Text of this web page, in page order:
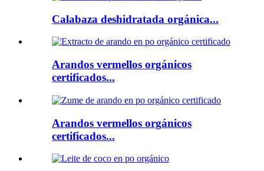
Calabaza deshidratada orgánica...
Arandos vermellos orgánicos
certificados...
Arandos vermellos orgánicos
certificados...